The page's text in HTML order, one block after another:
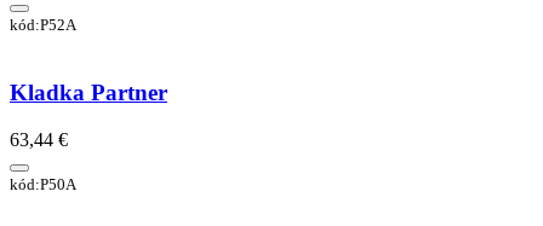
kód:P52A
Kladka Partner
63,44 €
kód:P50A